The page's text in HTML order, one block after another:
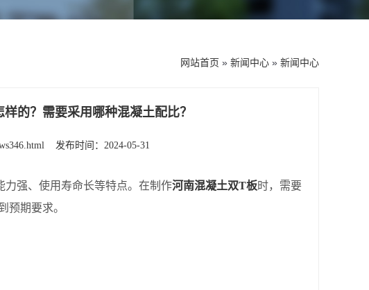
网站首页 » 新闻中心 » 新闻中心
的？需要采用哪种混凝土配比？
发布时间：2024-05-31
力强、使用寿命长等特点。在制作河南混凝土双T板时，需要
预期要求。